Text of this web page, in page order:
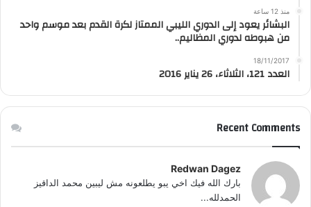
منذ 12 ساعة
البشائر يعود إلى الدوري الليبي الممتاز لكرة القدم بعد موسم واحد
من هبوطه لدوري المظاليم..
18/11/2017
العدد 121، الثلاثاء، 26 يناير 2016
Recent Comments
Redwan Dagez
بارك الله فيك اخي يبو يطلعونه مش ليبين محمد الداقيز
الحمدلله...